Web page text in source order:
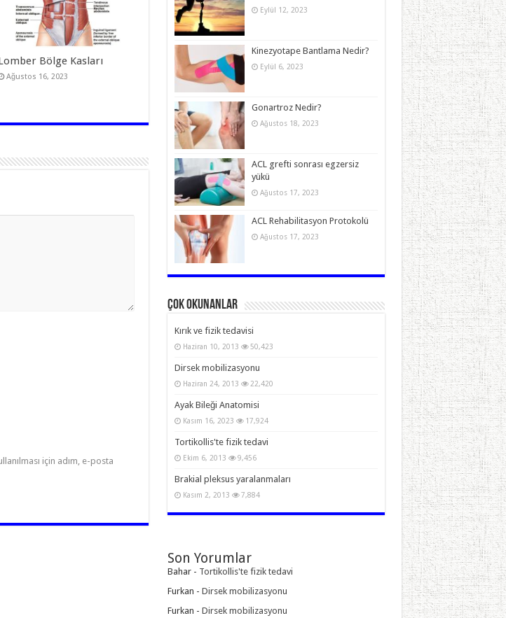
Bölge Kasları
Ağustos 16, 2023
için adım, e-posta
Eylül 12, 2023
Kinezyotape Bantlama Nedir?
Eylül 6, 2023
Gonartroz Nedir?
Ağustos 18, 2023
ACL grefti sonrası egzersiz
yükü
Ağustos 17, 2023
ACL Rehabilitasyon Protokolü
Ağustos 17, 2023
Çok Okunanlar
Kırık ve fizik tedavisi
Haziran 10, 2013 50,423
Dirsek mobilizasyonu
Haziran 24, 2013 22,420
Ayak Bileği Anatomisi
Kasım 16, 2023 17,924
Tortikollis'te fizik tedavi
Ekim 6, 2013 9,456
Brakial pleksus yaralanmaları
Kasım 2, 2013 7,884
Son Yorumlar
Bahar- Tortikollis'te fizik tedavi
Furkan - Dirsek mobilizasyonu
Furkan - Dirsek mobilizasyonu